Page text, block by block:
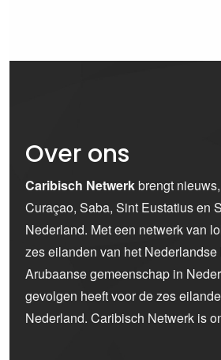
Over ons
Caribisch Netwerkbrengt
Curaçao, Saba, Sint Eustatius en
Nederland. Met een netwerk van
zes eilanden van het
Arubaanse gemeenschap in
gevolgen heeft voor de zes
Nederland. Caribisch Netwerk is